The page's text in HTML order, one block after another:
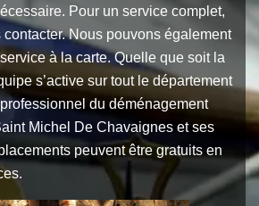
Pour un service complet,
Nous pouvons également
à la carte. Quelle que soit la
s’active sur tout le département
du déménagement
Michel De Chavaignes et ses
peuvent être gratuits en